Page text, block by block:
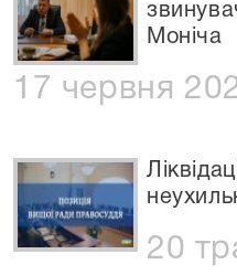
Моніча
17 червня
20